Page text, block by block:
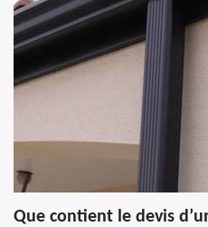
Que contient le devis